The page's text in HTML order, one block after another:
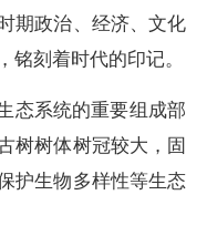
期政治、经济、文化
铭刻着时代的印记。
态系统的重要组成部
树树体树冠较大，固
护生物多样性等生态